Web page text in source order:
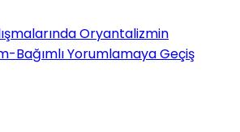
Oryantalizmin
Bağımlı Yorumlamaya Geçiş